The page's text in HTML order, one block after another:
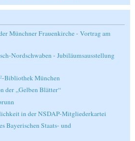
Münchner Frauenkirche - Vortrag am
Nordschwaben - Jubiläumsausstellung
Bibliothek München
der „Gelben Blätter“
in der NSDAP-Mitgliederkartei
Bayerischen Staats- und